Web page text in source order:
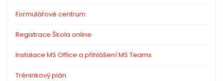
Formulářové centrum
Registrace Škola online
Instalace MS Office a přihlášení MS Teams
Tréninkový plán